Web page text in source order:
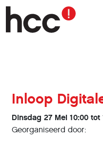
Inloop
Dinsdag 27 Mei 10:00 tot
Georganiseerd door: